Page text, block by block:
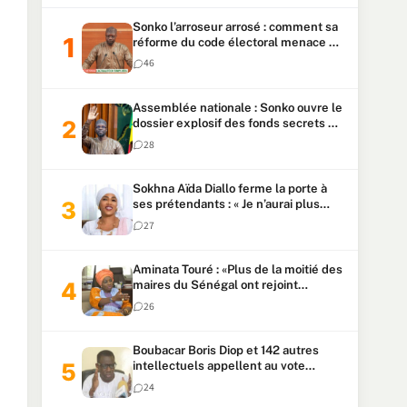
Sonko l’arroseur arrosé : comment sa
réforme du code électoral menace sa
candidature
46
Assemblée nationale : Sonko ouvre le
dossier explosif des fonds secrets et
du patrimoine présidentiel
28
Sokhna Aïda Diallo ferme la porte à
ses prétendants : « Je n’aurai plus
jamais un autre mari »
27
Aminata Touré : «Plus de la moitié des
maires du Sénégal ont rejoint
Kiiraay»
26
Boubacar Boris Diop et 142 autres
intellectuels appellent au vote
urgent de la révision
constitutionnelle
24